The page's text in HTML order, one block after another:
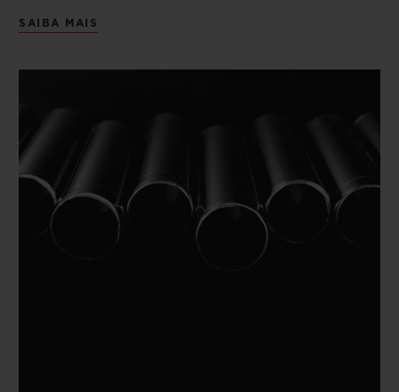
SAIBA MAIS